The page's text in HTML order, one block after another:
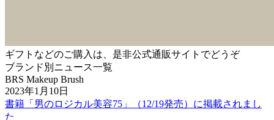
ギフトなどのご購入は、是非公式通販サイトでどうぞ
ブランド別ニュース一覧
BRS Makeup Brush
2023年1月10日
書籍「男のロジカル美容75」（12/19発売）に掲載されまし
た